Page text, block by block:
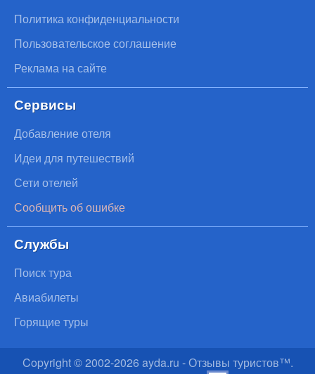
Политика конфиденциальности
Пользовательское соглашение
Реклама на сайте
Сервисы
Добавление отеля
Идеи для путешествий
Сети отелей
Сообщить об ошибке
Службы
Поиск тура
Авиабилеты
Горящие туры
Copyright © 2002-2026 ayda.ru - Отзывы туристов™.